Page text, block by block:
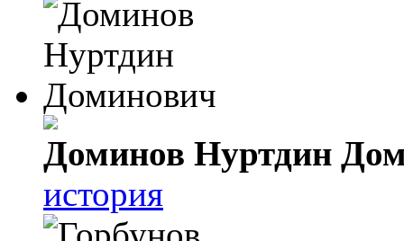
Доминов Нуртдин
история